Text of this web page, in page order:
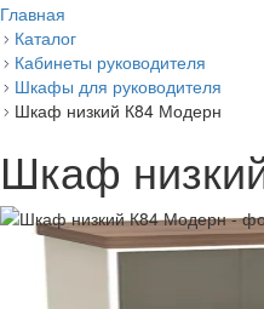
Главная
Каталог
Кабинеты руководителя
Шкафы для руководителя
Шкаф низкий К84 Модерн
Шкаф